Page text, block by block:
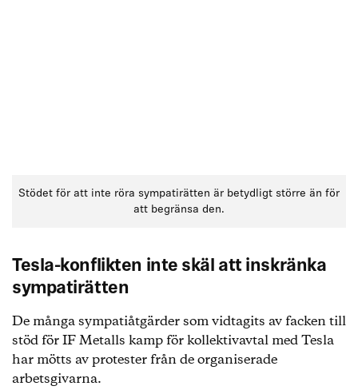
Stödet för att inte röra sympatirätten är betydligt större än för
att begränsa den.
Tesla-konflikten inte skäl att inskränka
sympatirätten
De många sympatiåtgärder som vidtagits av facken till
stöd för IF Metalls kamp för kollektivavtal med Tesla
har mötts av protester från de organiserade
arbetsgivarna.